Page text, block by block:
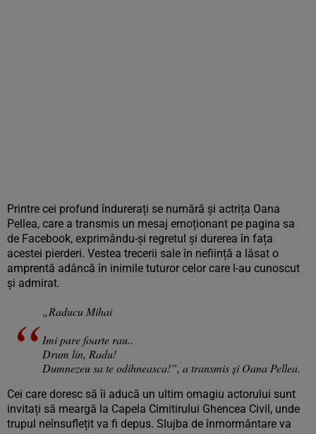
Printre cei profund îndurerați se numără și actrița Oana
Pellea, care a transmis un mesaj emoționant pe pagina sa
de Facebook, exprimându-și regretul și durerea în fața
acestei pierderi. Vestea trecerii sale în neființă a lăsat o
amprentă adâncă în inimile tuturor celor care l-au cunoscut
și admirat.
„Raducu Mihai
Imi pare foarte rau..
Drum lin, Radu!
Dumnezeu sa te odihneasca!”, a transmis și Oana Pellea.
Cei care doresc să îi aducă un ultim omagiu actorului sunt
invitați să meargă la Capela Cimitirului Ghencea Civil, unde
trupul neînsuflețit va fi depus. Slujba de înmormântare va